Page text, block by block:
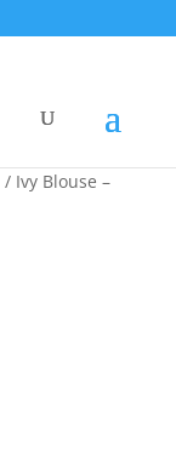
/ Ivy Blouse –